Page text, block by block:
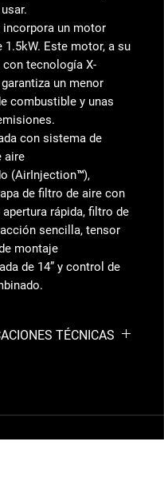
incorpora un motor
1.5kW. Este motor, a su
con tecnología X-
un menor
combustible y unas
con sistema de
aire
(AirInjection™),
de filtro de aire con
rápida, filtro de
sencilla, tensor
montaje
de 14” y control de
TÉCNICAS
(delante/atrás):